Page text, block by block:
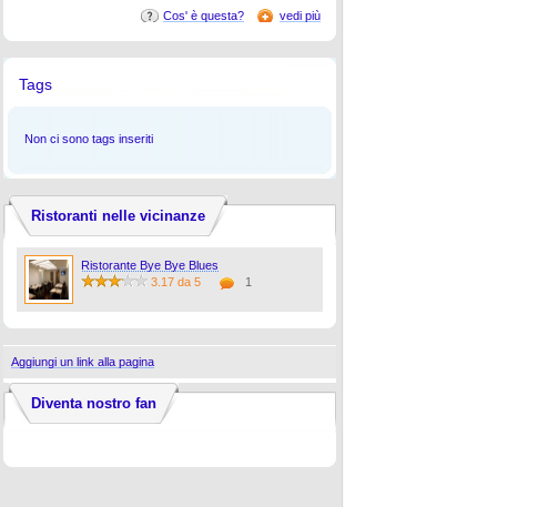
Cos' è questa? vedi più
Tags
Non ci sono tags inseriti
Ristoranti nelle vicinanze
Ristorante Bye Bye Blues
3.17 da 5
1
Aggiungi un link alla pagina
Diventa nostro fan